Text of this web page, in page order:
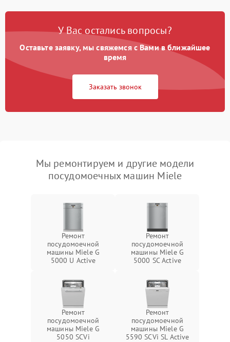
У Вас остались вопросы?
Оставьте заявку, мы свяжемся с Вами в ближайшее
время
Заказать звонок
Мы ремонтируем и другие модели
посудомоечных машин Miele
Ремонт
посудомоечной
машины Miele G
5000 U Active
Ремонт
посудомоечной
машины Miele G
5000 SC Active
Ремонт
посудомоечной
машины Miele G
5050 SCVi
Ремонт
посудомоечной
машины Miele G
5590 SCVi SL Active